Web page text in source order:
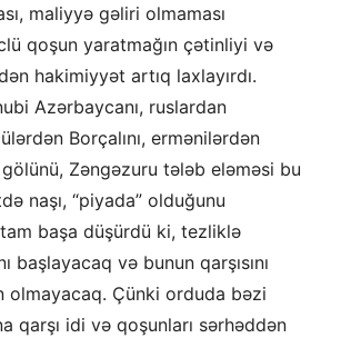
maliyyə gəliri olmaması
qoşun yaratmağın çətinliyi və
hakimiyyət artıq laxlayırdı.
Azərbaycanı, ruslardan
Borçalını, ermənilərdən
gölünü, Zəngəzuru tələb eləməsi bu
naşı, “piyada” olduğunu
başa düşürdü ki, tezliklə
başlayacaq və bunun qarşısını
olmayacaq. Çünki orduda bəzi
qarşı idi və qoşunları sərhəddən